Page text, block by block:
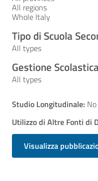
All regions
Whole Italy
Tipo di Scuola
All types
Gestione Scolastica
All types
Studio Longitudinale: No
Utilizzo di Altre Fonti di
Visualizza